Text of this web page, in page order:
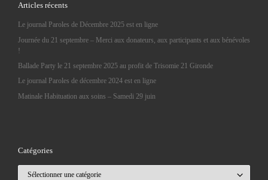
Articles récents
Le journal Paroles de Décembre 2025 est en ligne
Journée du 21 septembre – Merci aux donateurs, aux participants et aux bénévoles
!
Ballade Party le 21 septembre 2025 au profit de Trisomie 21 Gironde
Le journal Paroles de décembre 2024 est en ligne
Matinale Habituation aux soins – Samedi 29 juin
Catégories